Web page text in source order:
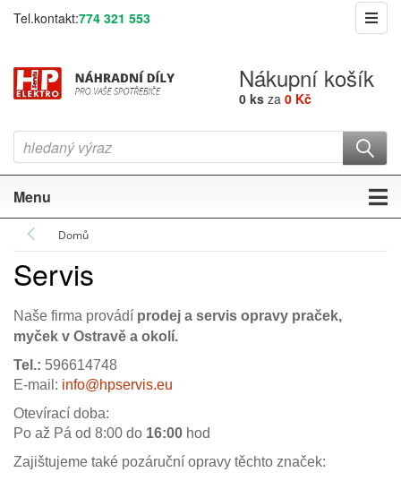
Tel.kontakt:774 321 553
Nákupní košík
0 ks za 0 Kč
Menu
Domů
Servis
Naše firma provádí prodej a servis opravy praček,
myček v Ostravě a okolí.
Tel.: 596614748
E-mail: info@hpservis.eu
Otevírací doba:
Po až Pá od 8:00 do 16:00 hod
Zajištujeme také pozáruční opravy těchto značek: